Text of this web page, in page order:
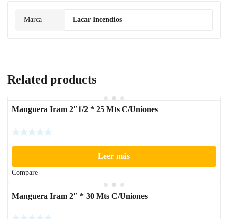
Marca Lacar Incendios
Related products
Manguera Iram 2″1/2 * 25 Mts C/Uniones
Leer más
Compare
Manguera Iram 2″ * 30 Mts C/Uniones